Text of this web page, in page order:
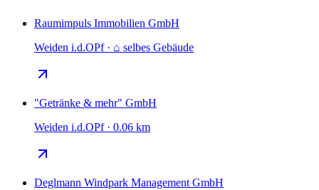
Raumimpuls Immobilien GmbH
Weiden i.d.OPf · ⌂ selbes Gebäude
"Getränke & mehr" GmbH
Weiden i.d.OPf · 0.06 km
Deglmann Windpark Management GmbH